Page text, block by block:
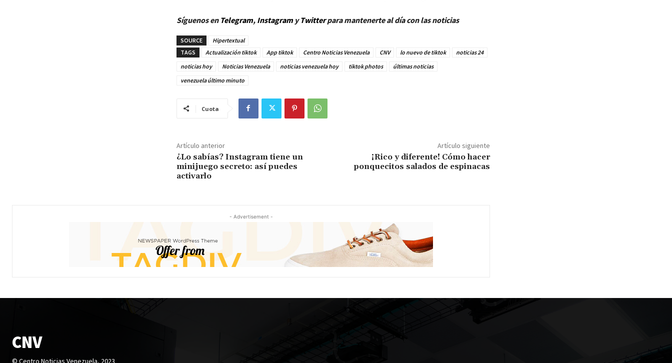
Síguenos en Telegram, InstagramyTwitterpara mantenerte al día con las noticias
SOURCE
Hipertextual
TAGS
Actualización tiktok App tiktok Centro Noticias Venezuela CNV lo nuevo de tiktok
noticias 24
noticias hoy
Noticias Venezuela noticias venezuela hoy tiktok photos
últimas noticias
venezuela último minuto
Cuota
Artículo anterior
¿Lo sabías? Instagram tiene un
minijuego secreto: así puedes
activarlo
Artículo siguiente
¡Rico y diferente! Cómo hacer
ponquecitos salados de espinacas
- Advertisement -
CNV
© Centro Noticias Venezuela, 2023